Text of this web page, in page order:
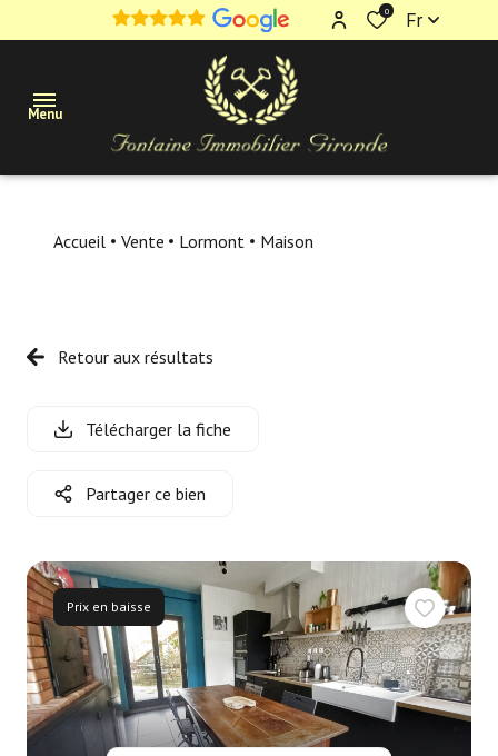
0 Fr
Menu
Immobilier
Nous
Fontaine
Immobilier
Le Mans
Accueil Vente Lormont Maison
Retour aux résultats
Télécharger la fiche
Partager ce bien
Prix en baisse